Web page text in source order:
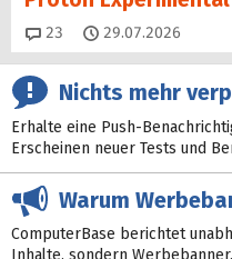
23 Kommentare
29.07.2026
Nichts mehr
Erhalte eine Push-
Erscheinen neuer Tests und
Warum
ComputerBase berichtet